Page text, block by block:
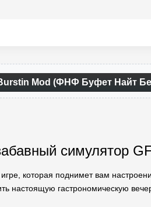
Mod (ФНФ Буфет Найт
симулятор
которая поднимет вам
настоящую гастрономическую